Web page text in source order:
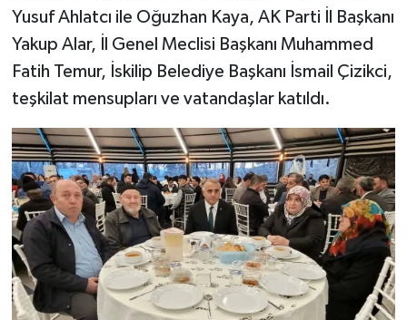
Yusuf Ahlatcı ile Oğuzhan Kaya, AK Parti İl Başkanı
Yakup Alar, İl Genel Meclisi Başkanı Muhammed
Fatih Temur, İskilip Belediye Başkanı İsmail Çizikci,
teşkilat mensupları ve vatandaşlar katıldı.